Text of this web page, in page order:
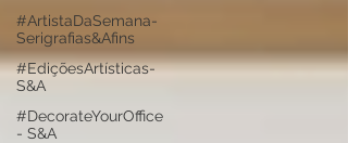
#ArtistaDaSemana-
Serigrafias&Afins
#EdiçõesArtísticas-
S&A
#DecorateYourOffice
- S&A